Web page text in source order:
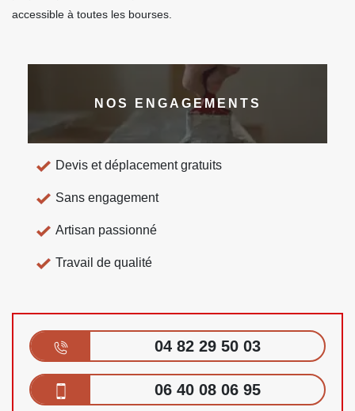
accessible à toutes les bourses.
NOS ENGAGEMENTS
Devis et déplacement gratuits
Sans engagement
Artisan passionné
Travail de qualité
04 82 29 50 03
06 40 08 06 95